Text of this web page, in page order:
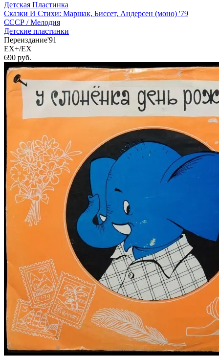
Детская Пластинка
Сказки И Стихи: Маршак, Биссет, Андерсен (моно) '79
СССР /Мелодия
Детские пластинки
Переиздание'91
EX+/EX
690 руб.